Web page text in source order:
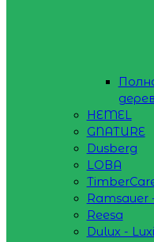
HEMEL
GNATURE
Dusberg
LOBA
Ramsauer
Reesa
Dulux -